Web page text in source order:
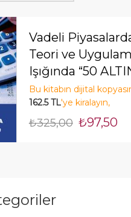
Vadeli
Teori ve
Işığında “50
KURAL”
Bu kitabın dijital
162.5 TL'ye kiralayın,
tasarruf edin! Şimdi Kirala!
₺325,00 ₺97,50